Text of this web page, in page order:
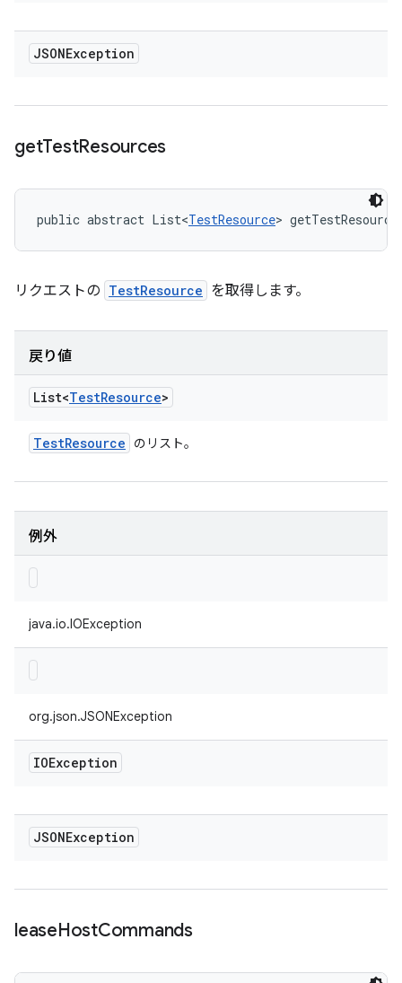
JSONException
getTestResources
public abstract List<TestResource>
リクエストの TestResource を取得します。
戻り値
List<TestResource>
TestResource のリスト。
例外
java.io.IOException
org.json.JSONException
IOException
JSONException
leaseHostCommands